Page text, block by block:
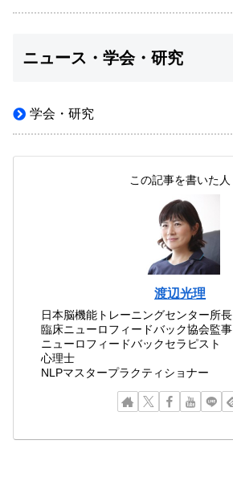
ニュース・学会・研究
学会・研究
この記事を書いた人
渡辺光理
日本脳機能トレーニングセンター所長
臨床ニューロフィードバック協会監事
ニューロフィードバックセラピスト
心理士
NLPマスタープラクティショナー